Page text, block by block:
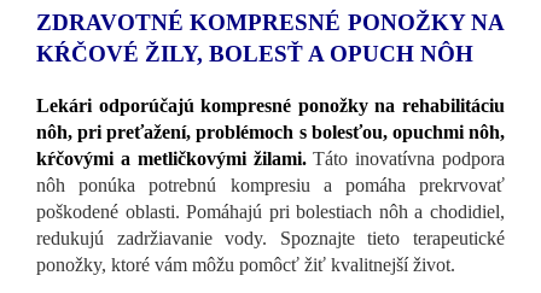
ZDRAVOTNÉ KOMPRESNÉ PONOŽKY NA
KŔČOVÉ ŽILY, BOLESŤ A OPUCH NÔH
Lekári odporúčajú kompresné ponožky na rehabilitáciu
nôh, pri preťažení, problémoch s bolesťou, opuchmi nôh,
kŕčovými a metličkovými žilami. Táto inovatívna podpora
nôh ponúka potrebnú kompresiu a pomáha prekrvovať
poškodené oblasti. Pomáhajú pri bolestiach nôh a chodidiel,
redukujú zadržiavanie vody. Spoznajte tieto terapeutické
ponožky, ktoré vám môžu pomôcť žiť kvalitnejší život.